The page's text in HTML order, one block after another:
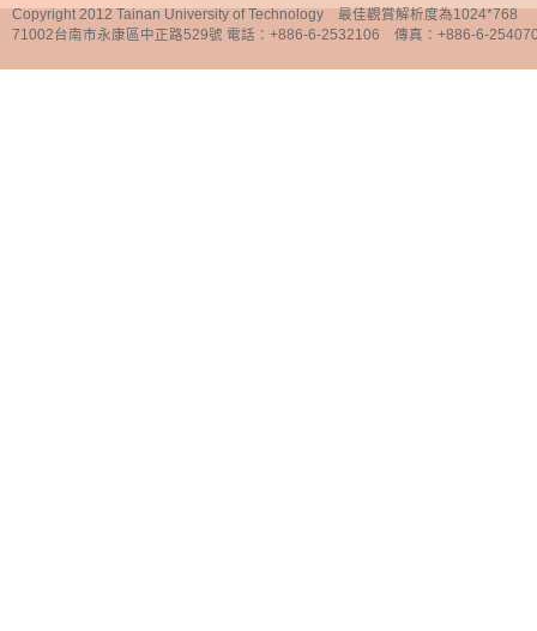
Copyright 2012 Tainan University of Technology 最佳觀賞解析度為1024*768
71002台南市永康區中正路529號 電話：+886-6-2532106 傳真：+886-6-